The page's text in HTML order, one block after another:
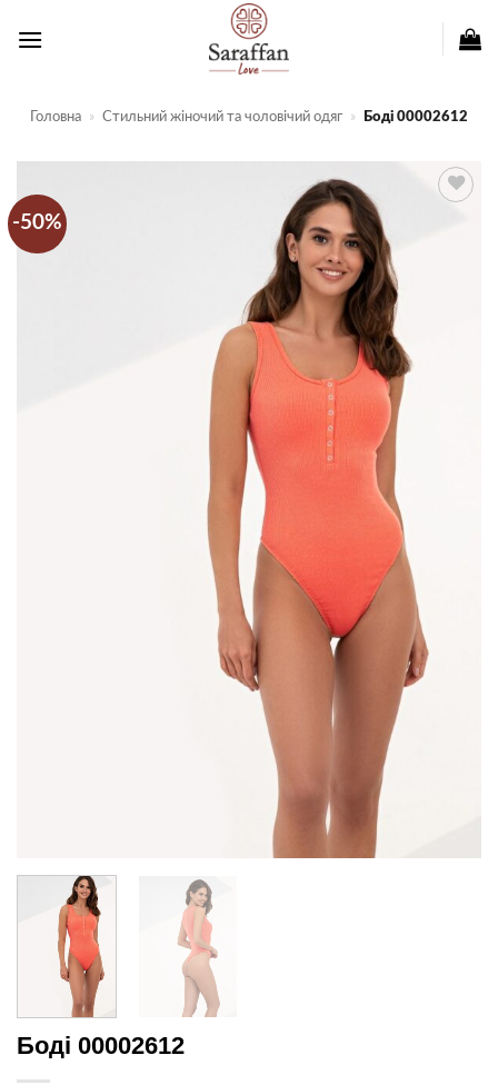
Головна » Стильний жіночий та чоловічий одяг » Боді 00002612
-50%
Боді 00002612